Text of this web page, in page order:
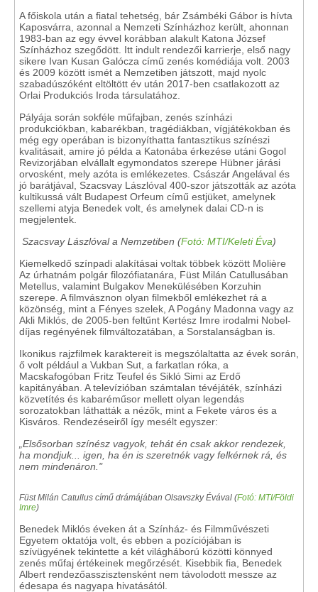
A főiskola után a fiatal tehetség, bár Zsámbéki Gábor is hívta
Kaposvárra, azonnal a Nemzeti Színházhoz került, ahonnan
1983-ban az egy évvel korábban alakult Katona József
Színházhoz szegődött. Itt indult rendezői karrierje, első nagy
sikere Ivan Kusan Galócza című zenés komédiája volt. 2003
és 2009 között ismét a Nemzetiben játszott, majd nyolc
szabadúszóként eltöltött év után 2017-ben csatlakozott az
Orlai Produkciós Iroda társulatához.
Pályája során sokféle műfajban, zenés színházi
produkciókban, kabarékban, tragédiákban, vígjátékokban és
még egy operában is bizonyíthatta fantasztikus színészi
kvalitásait, amire jó példa a Katonába érkezése utáni Gogol
Revizorjában elvállalt egymondatos szerepe Hübner járási
orvosként, mely azóta is emlékezetes. Császár Angelával és
jó barátjával, Szacsvay Lászlóval 400-szor játszották az azóta
kultikussá vált Budapest Orfeum című estjüket, amelynek
szellemi atyja Benedek volt, és amelynek dalai CD-n is
megjelentek.
Szacsvay Lászlóval a Nemzetiben (Fotó: MTI/Keleti Éva)
Kiemelkedő színpadi alakításai voltak többek között Molière
Az úrhatnám polgár filozófiatanára, Füst Milán Catullusában
Metellus, valamint Bulgakov Menekülésében Korzuhin
szerepe. A filmvásznon olyan filmekből emlékezhet rá a
közönség, mint a Fényes szelek, A Pogány Madonna vagy az
Akli Miklós, de 2005-ben feltűnt Kertész Imre irodalmi Nobel-
díjas regényének filmváltozatában, a Sorstalanságban is.
Ikonikus rajzfilmek karaktereit is megszólaltatta az évek során,
ő volt például a Vukban Sut, a farkatlan róka, a
Macskafogóban Fritz Teufel és Sikló Simi az Erdő
kapitányában. A televízióban számtalan tévéjáték, színházi
közvetítés és kabaréműsor mellett olyan legendás
sorozatokban láthatták a nézők, mint a Fekete város és a
Kisváros. Rendezéseiről így mesélt egyszer:
„Elsősorban színész vagyok, tehát én csak akkor rendezek,
ha mondjuk... igen, ha én is szeretnék vagy felkérnek rá, és
nem mindenáron."
Füst Milán Catullus című drámájában Olsavszky Évával (Fotó: MTI/Földi
Imre)
Benedek Miklós éveken át a Színház- és Filmművészeti
Egyetem oktatója volt, és ebben a pozíciójában is
szívügyének tekintette a két világháború közötti könnyed
zenés műfaj értékeinek megőrzését. Kisebbik fia, Benedek
Albert rendezőasszisztensként nem távolodott messze az
édesapa és nagyapa hivatásától.